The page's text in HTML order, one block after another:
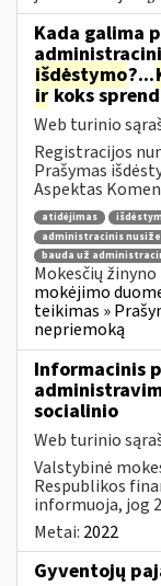
Kada galima
išdėstymo?...
irkoks
Web turinio
Registracijos
Prašymas
Aspektas
atidėjimas
administracinis
bauda už
Mokesčių
mokėjimo
teikimas »
nepriemoką
Informacinis
socialinio
Web turinio
Valstybinė
Respublikos
informuoja, jog
Metai: 2022
Gyventojų